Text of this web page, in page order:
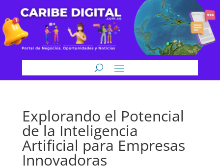
Explorando el Potencial
de la Inteligencia
Artificial para Empresas
Innovadoras